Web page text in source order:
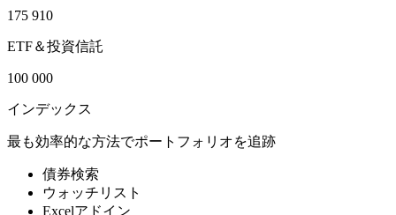
175 910
ETF＆投資信託
100 000
インデックス
最も効率的な方法でポートフォリオを追跡
債券検索
ウォッチリスト
Excelアドイン